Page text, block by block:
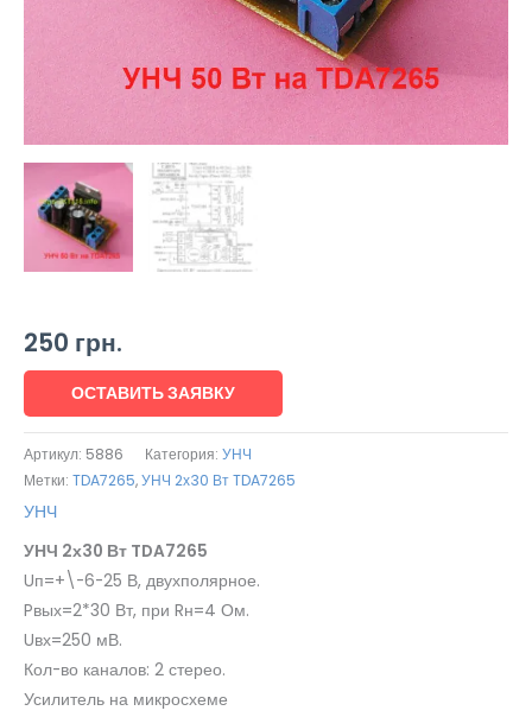
250 грн.
ОСТАВИТЬ ЗАЯВКУ
Артикул: 5886 Категория: УНЧ
Метки: TDA7265,УНЧ 2х30 Вт TDA7265
УНЧ
УНЧ 2х30 Вт TDA7265
Uп=+\-6-25 В, двухполярное.
Pвых=2*30 Вт, при Rн=4 Ом.
Uвх=250 мВ.
Кол-во каналов: 2 стерео.
Усилитель на микросхеме